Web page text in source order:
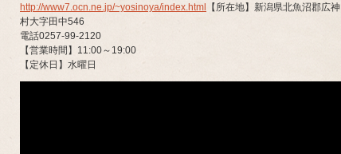
http://www7.ocn.ne.jp/~yosinoya/index.html
【所在地】新潟県北魚沼郡広神
村大字田中546
電話0257-99-2120
【営業時間】11:00～19:00
【定休日】水曜日